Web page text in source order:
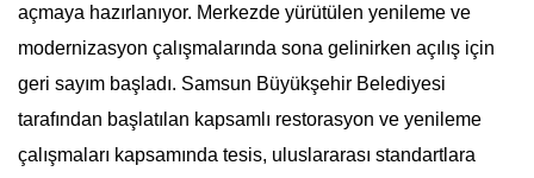
açmaya hazırlanıyor. Merkezde yürütülen yenileme ve
modernizasyon çalışmalarında sona gelinirken açılış için
geri sayım başladı. Samsun Büyükşehir Belediyesi
tarafından başlatılan kapsamlı restorasyon ve yenileme
çalışmaları kapsamında tesis, uluslararası standartlara